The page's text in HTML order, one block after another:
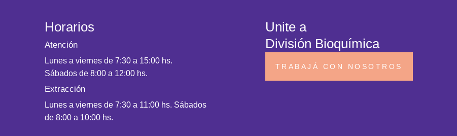
Horarios
Atención
Lunes a viernes de 7:30 a 15:00 hs.
Sábados de 8:00 a 12:00 hs.
Extracción
Lunes a viernes de 7:30 a 11:00 hs. Sábados
de 8:00 a 10:00 hs.
Unite a
División Bioquímica
TRABAJÁ CON NOSOTROS